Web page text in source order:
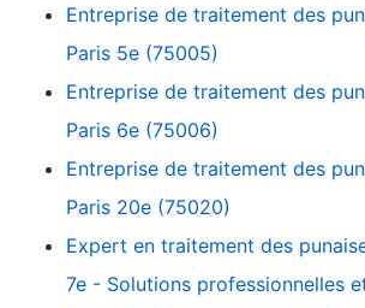
Entreprise de traitement des
Paris 5e (75005)
Entreprise de traitement des
Paris 6e (75006)
Entreprise de traitement des
Paris 20e (75020)
Expert en traitement des
7e - Solutions professionnelles